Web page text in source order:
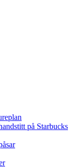
på Starbucks